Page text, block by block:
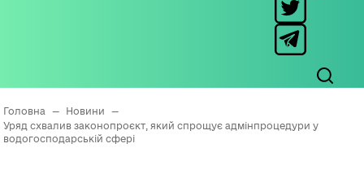
Головна — Новини
—
Уряд схвалив законопроєкт, який спрощує адмінпроцедури у
водогосподарській сфері